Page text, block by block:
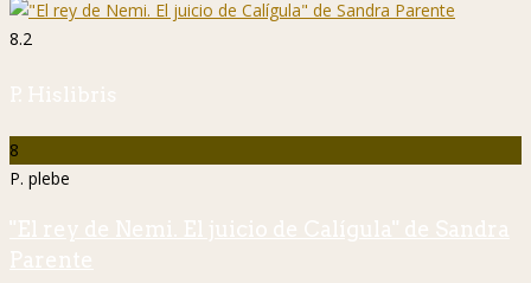
8.2
P. Hislibris
8
P. plebe
"El rey de Nemi. El juicio de Calígula" de Sandra
Parente